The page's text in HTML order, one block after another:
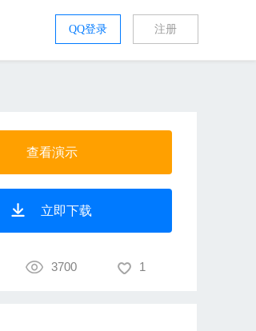
注册
QQ登录
查看演示
立即下载
3700 1